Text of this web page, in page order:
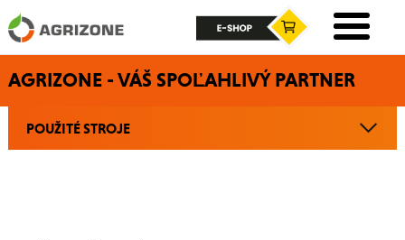
AGRIZONE - VÁŠ SPOĽAHLIVÝ PARTNER
POUŽITÉ STROJE